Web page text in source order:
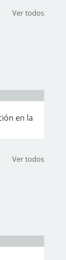
Ver todos
en la
Ver todos